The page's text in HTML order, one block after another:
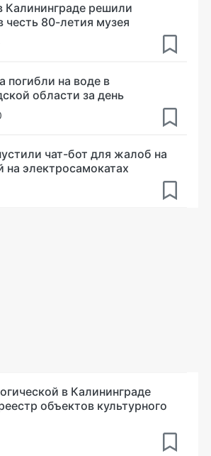
Калининграде решили
честь 80-летия музея
погибли на воде в
области за день
чат-бот для жалоб на
на электросамокатах
в Калининграде
объектов культурного